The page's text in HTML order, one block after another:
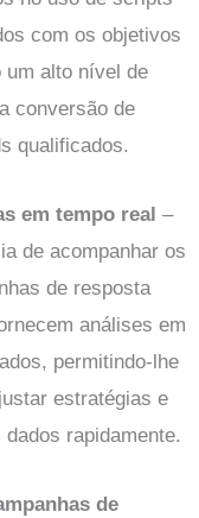
com os objetivos
um alto nível de
conversão de
qualificados.
em tempo real –
de acompanhar os
de resposta
análises em
permitindo-lhe
estratégias e
rapidamente.
de